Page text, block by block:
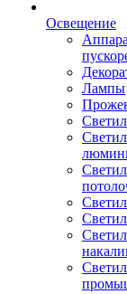
Освещение
Лампы